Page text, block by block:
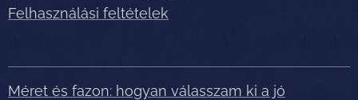
Felhasználási feltételek
Méret és fazon: hogyan válasszam ki a jó